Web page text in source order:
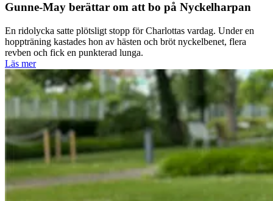
Gunne-May berättar om att bo på Nyckelharpan
En ridolycka satte plötsligt stopp för Charlottas vardag. Under en
hoppträning kastades hon av hästen och bröt nyckelbenet, flera
revben och fick en punkterad lunga.
Läs mer